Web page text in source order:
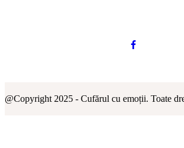
@Copyright 2025 - Cufărul cu emoții. Toate